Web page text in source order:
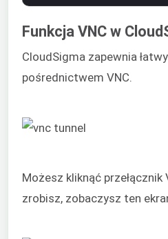
Funkcja VNC w
CloudSigma zapewnia
pośrednictwem VNC.
Możesz kliknąć przełącznik
zrobisz, zobaczysz ten